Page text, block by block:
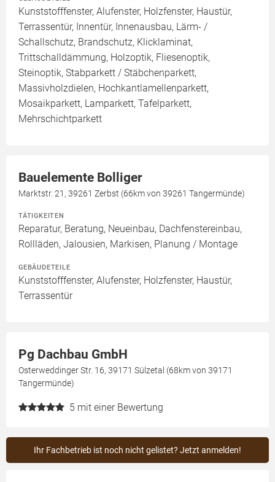
Kunststofffenster, Alufenster, Holzfenster, Haustür,
Terrassentür, Innentür, Innenausbau, Lärm- /
Schallschutz, Brandschutz, Klicklaminat,
Trittschalldämmung, Holzoptik, Fliesenoptik,
Steinoptik, Stabparkett / Stäbchenparkett,
Massivholzdielen, Hochkantlamellenparkett,
Mosaikparkett, Lamparkett, Tafelparkett,
Mehrschichtparkett
Bauelemente Bolliger
Marktstr. 21, 39261 Zerbst (66km von 39261 Tangermünde)
TÄTIGKEITEN
Reparatur, Beratung, Neueinbau, Dachfenstereinbau,
Rollläden, Jalousien, Markisen, Planung / Montage
GEBÄUDETEILE
Kunststofffenster, Alufenster, Holzfenster, Haustür,
Terrassentür
Pg Dachbau GmbH
Osterweddinger Str. 16, 39171 Sülzetal (68km von 39171
Tangermünde)
5 mit einer Bewertung
Ihr Fachbetrieb ist noch nicht gelistet? Jetzt anmelden!